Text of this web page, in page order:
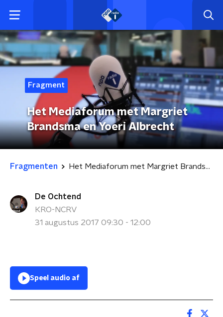
Fragment
Het Mediaforum met Margriet
Brandsma en Yoeri Albrecht
Fragmenten Het Mediaforum met Margriet Brandsma en Yoeri Albrecht
De Ochtend
KRO-NCRV
31 augustus 2017 09:30 - 12:00
Speel audio af